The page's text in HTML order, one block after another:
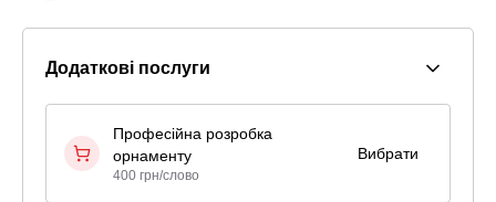
Додаткові послуги
Професійна розробка
орнаменту
400 грн/слово
Вибрати